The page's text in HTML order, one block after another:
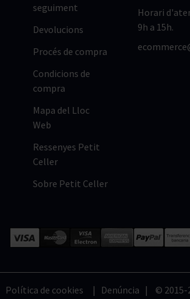
seguiment
Devolucions
Procés de compra
Condicions de
compra
Mapa del Lloc
Web
Ressenyes Petit
Celler
Sobre Petit Celler
Horari
9h a 15h.
Política de cookies | Denúncia | © 2015-